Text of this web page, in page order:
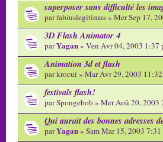
superposer sans difficulté les
par fabiuslegitimus » Mer Sep 17,
3D Flash Animator 4
parYagan» Ven Avr 04, 2003 1:37
Animation 3d et flash
parkrocui » Mar Avr 29, 2003
festivals flash!
parSpongebob » Mer Aoû 20, 2003
Qui aurait des bonnes adresses
parYagan» Sam Mar 15, 2003 7:31